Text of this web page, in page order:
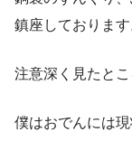
鎮座しております
注意深く見たと
僕はおでんには